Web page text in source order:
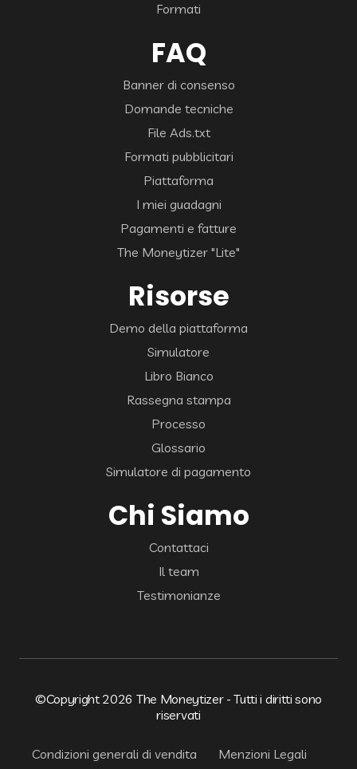
Formati
FAQ
Banner di consenso
Domande tecniche
File Ads.txt
Formati pubblicitari
Piattaforma
I miei guadagni
Pagamenti e fatture
The Moneytizer "Lite"
Risorse
Demo della piattaforma
Simulatore
Libro Bianco
Rassegna stampa
Processo
Glossario
Simulatore di pagamento
Chi Siamo
Contattaci
Il team
Testimonianze
©Copyright 2026 The Moneytizer - Tutti i diritti sono
riservati
Condizioni generali di vendita Menzioni Legali